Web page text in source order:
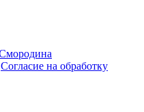
Согласие на обработку